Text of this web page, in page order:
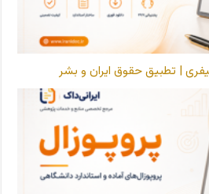
کیفری | تطبیق حقوق ایران و بشر